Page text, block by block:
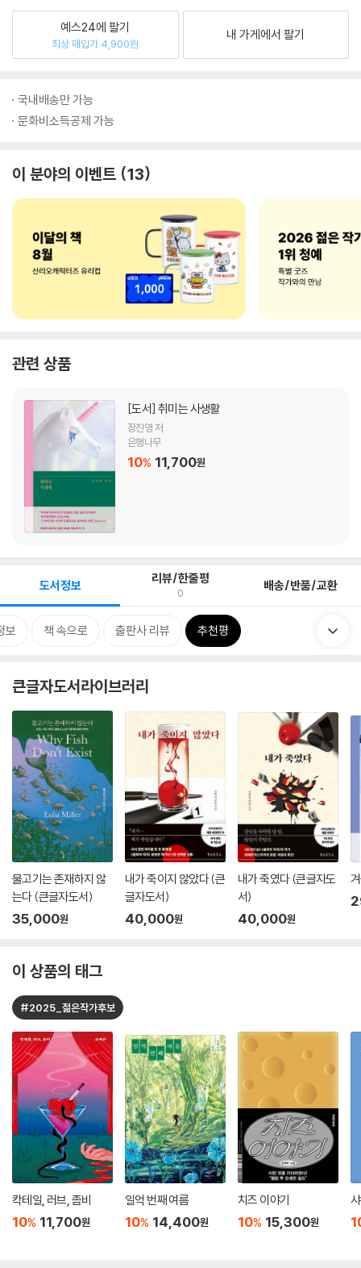
예스24에 팔기
최상 매입가 4,900원
내 가게에서 팔기
국내배송만 가능
문화비소득공제 가능
이 분야의 이벤트 13
관련 상품
[도서] 취미는 사생활
장진영 저
은행나무
10% 11,700원
도서정보 리뷰/한줄평
0 배송/반품/교환
보 책 속으로 출판사 리뷰 추천평
큰글자도서라이브러리
물고기는 존재하지 않
는다 (큰글자도서)
35,000원
내가 죽이지 않았다 (큰
글자도서)
40,000원
내가 죽였다 (큰글자도
서)
40,000원
이 상품의 태그
#2025_젊은작가후보
칵테일, 러브, 좀비
10% 11,700원
일억 번째 여름
10% 14,400원
치즈 이야기
10% 15,300원